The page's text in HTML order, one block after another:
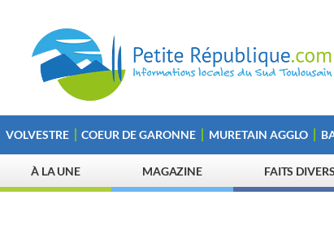
VOLVESTRE COEUR DE GARONNE MURETAIN AGGLO
À LA UNE MAGAZINE FAITS